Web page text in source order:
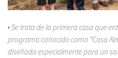
• Se trata de la primera casa que
programa conocido como “Casa
diseñada especialmente para un